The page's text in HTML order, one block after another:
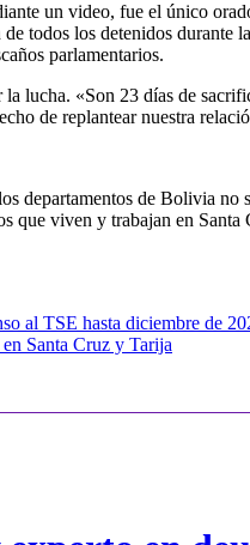
un video, fue el único
todos los detenidos
parlamentarios.
lucha. «Son 23 días de
de replantear nuestra
departamentos de Bolivia
que viven y trabajan en Santa
al TSE hasta diciembre de
Santa Cruz y Tarija